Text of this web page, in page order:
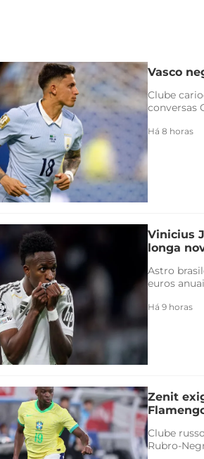
Vasco
Clube
conversas
Há 8 horas
Vinicius
longa
Astro
euros
Há 9 horas
Zenit
Clube
Rubro-